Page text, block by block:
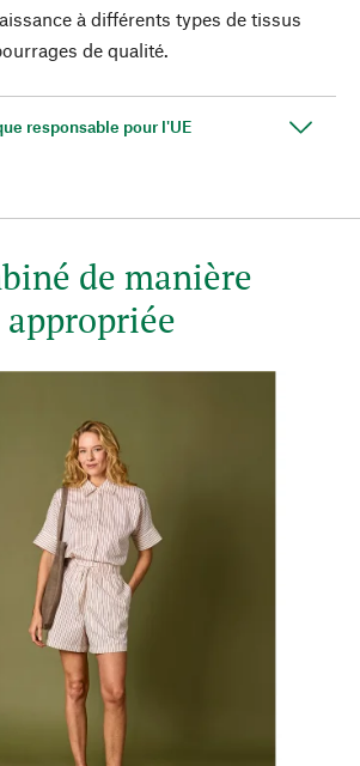
à différents types de tissus
de qualité.
responsable pour l'UE
de manière
appropriée